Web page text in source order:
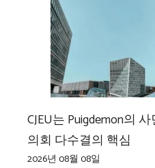
CJEU는 Puigdemon의
의회 다수결의 핵심
2026년 08월 08일